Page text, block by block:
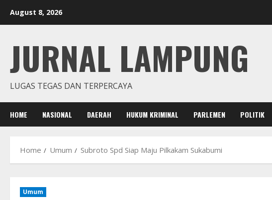
August 8, 2026
JURNAL LAMPUNG
LUGAS TEGAS DAN TERPERCAYA
HOME NASIONAL DAERAH HUKUM KRIMINAL PARLEMEN POLITIK
Home Umum Subroto Spd Siap Maju Pilkakam Sukabumi
Umum